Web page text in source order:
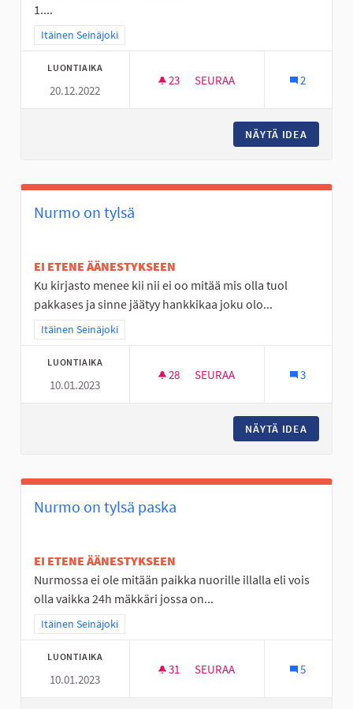
1....
Rajaa tulokset teeman mukaan: Itäinen Seinäjoki
Itäinen Seinäjoki
LUONTIAIKA
20.12.2022
23 23 SEURAAJAA
SEURAA 2
NÄYTÄ IDEA
Nurmo on tylsä
EI ETENE ÄÄNESTYKSEEN
Ku kirjasto menee kii nii ei oo mitää mis olla tuol
pakkases ja sinne jäätyy hankkikaa joku olo...
Rajaa tulokset teeman mukaan: Itäinen Seinäjoki
Itäinen Seinäjoki
LUONTIAIKA
10.01.2023
28 28 SEURAAJAA
SEURAA 3
NÄYTÄ IDEA
Nurmo on tylsä paska
EI ETENE ÄÄNESTYKSEEN
Nurmossa ei ole mitään paikka nuorille illalla eli vois
olla vaikka 24h mäkkäri jossa on...
Rajaa tulokset teeman mukaan: Itäinen Seinäjoki
Itäinen Seinäjoki
LUONTIAIKA
10.01.2023
31 31 SEURAAJAA
SEURAA 5